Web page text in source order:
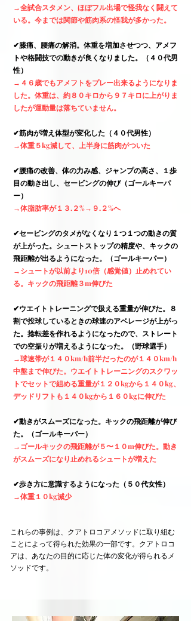
→全試合スタメン、ほぼフル出場で怪我なく闘えて
いる。今までは関節や筋肉系の怪我が多かった。
✔︎膝痛、腰痛の解消。体重を増加させつつ、アメフ
トや格闘技での動きが良くなりました。（４０代男
性）
→４６歳でもアメフトをプレー出来るようになりま
した。体重は、約８０キロから９７キロに上がりま
したが運動量は落ちていません。
✔︎筋肉が増え体型が変化した（４０代男性）
→体重５kg減して、上半身に筋肉がついた
✔︎腰痛の改善、体の力み感、ジャンプの高さ、１歩
目の動き出し、セービングの伸び（ゴールキーパ
ー）
→体脂肪率が１３.２%→９.２%へ
✔︎セービングのタメがなくなり１つ１つの動きの質
が上がった。シュートストップの精度や、キックの
飛距離が出るようになった。（ゴールキーパー）
→シュートが以前より10倍（感覚値）止めれてい
る。キックの飛距離３m伸びた
✔︎ウエイトトレーニングで扱える重量が伸びた。８
割で投球しているときの球速のアベレージが上がっ
た。捻転差を作れるようになったので、ストレート
での空振りが増えるようになった。（野球選手）
→球速帯が１４０km/h前半だったのが１４０km/h
中盤まで伸びた。ウエイトトレーニングのスクワッ
トでセットで組める重量が１２０kgから１４０kg、
デッドリフトも１４０kgから１６０kgに伸びた
✔︎動きがスムーズになった。キックの飛距離が伸び
た。（ゴールキーパー）
→ゴールキックの飛距離が５〜１０m伸びた。動き
がスムーズになり止めれるシュートが増えた
✔︎歩き方に意識するようになった（５０代女性）
→体重１０kg減少
これらの事例は、クアトロコアメソッドに取り組む
ことによって得られた効果の一部です。クアトロコ
アは、あなたの目的に応じた体の変化が得られるメ
ソッドです。